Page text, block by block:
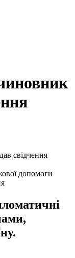
допомоги